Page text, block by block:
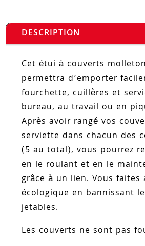
DESCRIPTION
Cet étui à couverts
permettra d’emporter
fourchette, cuillères et
bureau, au travail ou en
Après avoir rangé vos
serviette dans chacun des
(5 au total), vous pourrez
en le roulant et en le
grâce à un lien. Vous faites
écologique en bannissant
jetables.
Les couverts ne sont pas